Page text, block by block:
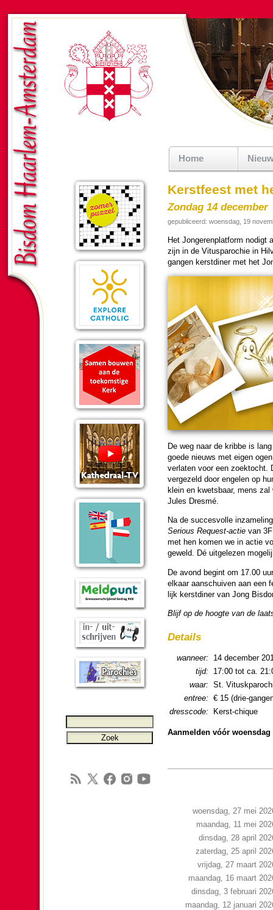
Home
Kerstfeest met
Zondag 14 december
gepubliceerd: woensdag, 19
Het Jon­ge­ren­plat­form nodigt
zijn in de Vitus­paro­chie in
gangen kerst­di­ner met het
De weg naar de kribbe is
goede nieuws met eigen
verlaten voor een zoek­tocht.
vergezeld door engelen op
klein en kwets­baar, mens
Jules Dresmé.
Na de succes­volle
Serious Request-actie van
met hen komen we in actie
geweld. Dé uitgelezen
De avond begint om 17.00
elkaar aanschuiven aan een
lijk kerst­di­ner van Jong
Blijf op de hoogte van de
Details
wanneer:
14 de­cem­ber
tijd:
17:00 tot ca.
waar: St.
entree: € 15 (drie-
dress­co­de:
Kerst-chique
Aanmel­den vóór
woensdag, 27 mei
maandag, 11 mei
dinsdag, 28 april
zaterdag, 25 april
vrijdag, 27 maart
maandag, 16 maart
dinsdag, 3 februari
maandag, 12 januari